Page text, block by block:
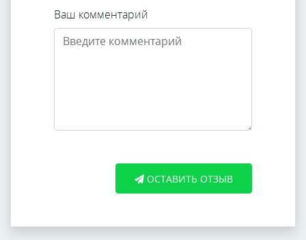
Ваш комментарий
ОСТАВИТЬ ОТЗЫВ